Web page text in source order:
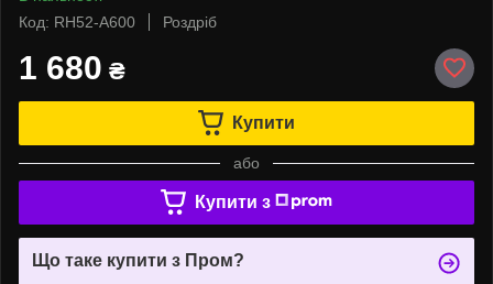
Код: RH52-A600
Роздріб
1 680 ₴
Купити
або
Купити з
Що таке купити з Пром?